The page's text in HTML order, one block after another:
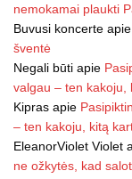
nemokamai plaukti
Buvusi koncerte apie
šventė
Negali būti apie
valgau – ten kakoju,
Kipras apie
– ten kakoju, kitą
EleanorViolet Violet
ne ožkytės, kad